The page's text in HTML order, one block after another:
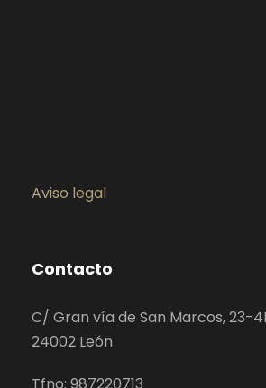
Aviso legal
Contacto
C/ Gran vía de San Marcos, 23-
24002 León